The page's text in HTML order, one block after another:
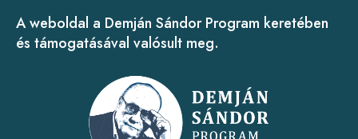
A weboldal a Demján Sándor Program keretében
és támogatásával valósult meg.